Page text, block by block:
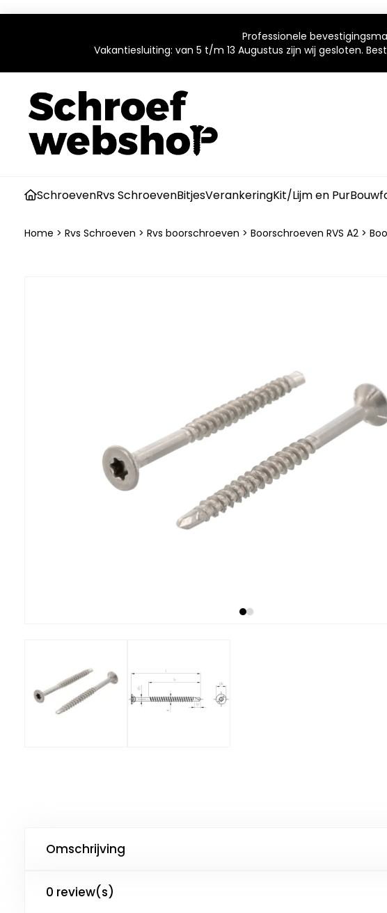
Professionele
Vakantiesluiting: van 5 t/m 13 Augustus zijn wij gesloten.
SchroevenRvs SchroevenBitjesVerankeringKit/Lijm en Pur
Home > Rvs Schroeven > Rvs boorschroeven > Boorschroeven RVS A2 >
Omschrijving
0 review(s)